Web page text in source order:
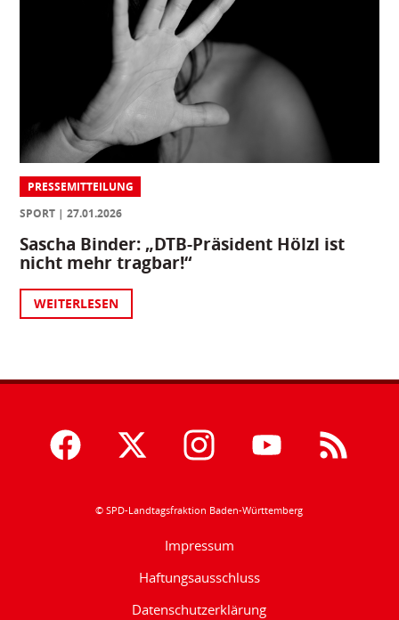
PRESSEMITTEILUNG
SPORT
27.01.2026
Sascha Binder: „DTB-Präsident Hölzl ist
nicht mehr tragbar!“
WEITERLESEN
© SPD-Landtagsfraktion Baden-Württemberg
Impressum
Haftungsausschluss
Datenschutzerklärung